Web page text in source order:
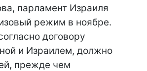
парламент Израиля
режим в ноябре.
договору
и Израилем, должно
прежде чем